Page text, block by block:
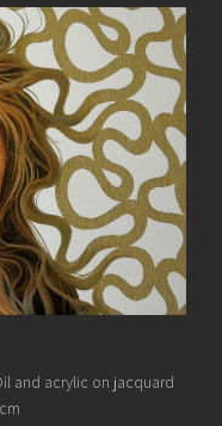
and acrylic on jacquard